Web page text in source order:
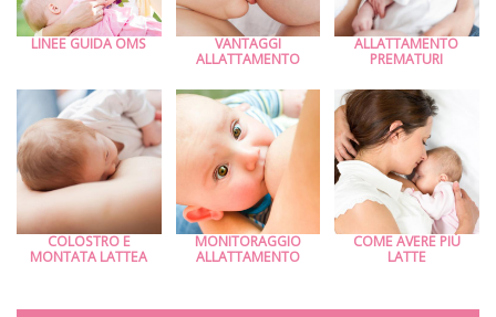
LINEE GUIDA OMS
VANTAGGI
ALLATTAMENTO
ALLATTAMENTO
PREMATURI
COLOSTRO E
MONTATA LATTEA
MONITORAGGIO
ALLATTAMENTO
COME AVERE PIÙ
LATTE